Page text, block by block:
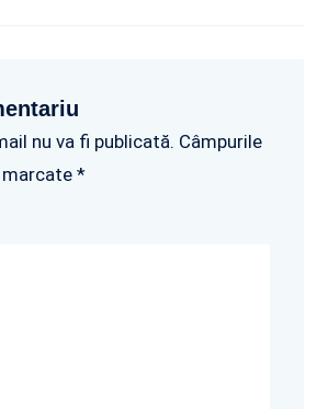
nu va fi publicată. Câmpurile
*